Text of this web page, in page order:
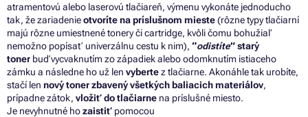
atramentovú alebo laserovú tlačiareň, výmenu vykonáte jednoducho
tak, žezariadenieotvorítenapríslušnom mieste(rôzne typy tlačiarní
majú rôzne umiestnené toneryčicartridge, kvôli čomu bohužiaľ
nemožno popísať univerzálnu cestu k nim), “odistíte” starý
toner buď vycvaknutímzozápadiekaleboodomknutím istiaceho
zámku a následne ho už len vyberteztlačiarne. Akonáhle tak urobíte,
stačí len nový toner zbavený všetkých baliacich materiálov,
prípadne zátok, vložiťdotlačiarne na príslušné miesto.
Je nevyhnutné hozaistiť pomocou